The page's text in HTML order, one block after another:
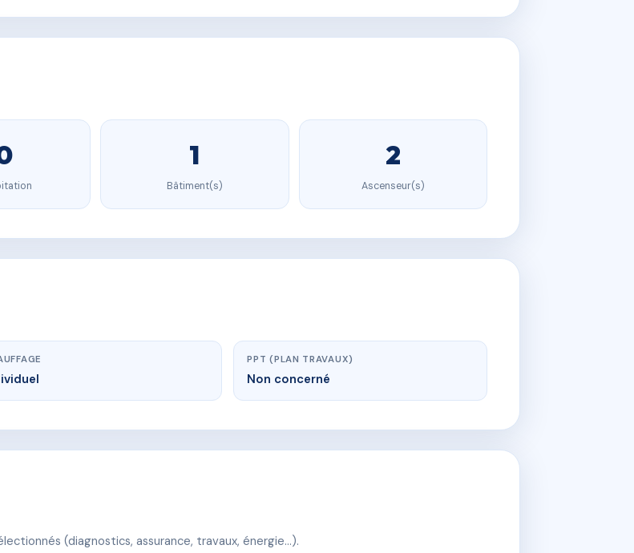
1
Bâtiment(s)
2
Ascenseur(s)
PPT (PLAN TRAVAUX)
Non concerné
(diagnostics, assurance, travaux, énergie…).